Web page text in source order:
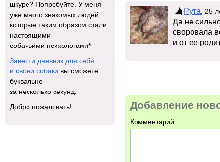
Рута , 25
Да не
своровала
и от ее
Добавление
Комментарий:
шкуре? Попробуйте. У меня
уже много знакомых людей,
которые таким образом стали
настоящими
собачьими психологами*
Завести дневник для себя
и своей собаки вы сможете
буквально
за несколько секунд.
Добро пожаловать!